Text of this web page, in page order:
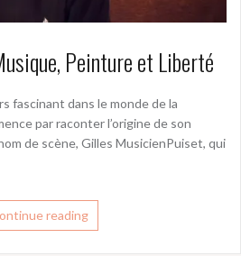
Peinture et Liberté
fascinant dans le monde de la
par raconter l’origine de son
de scène, Gilles MusicienPuiset, qui
reading